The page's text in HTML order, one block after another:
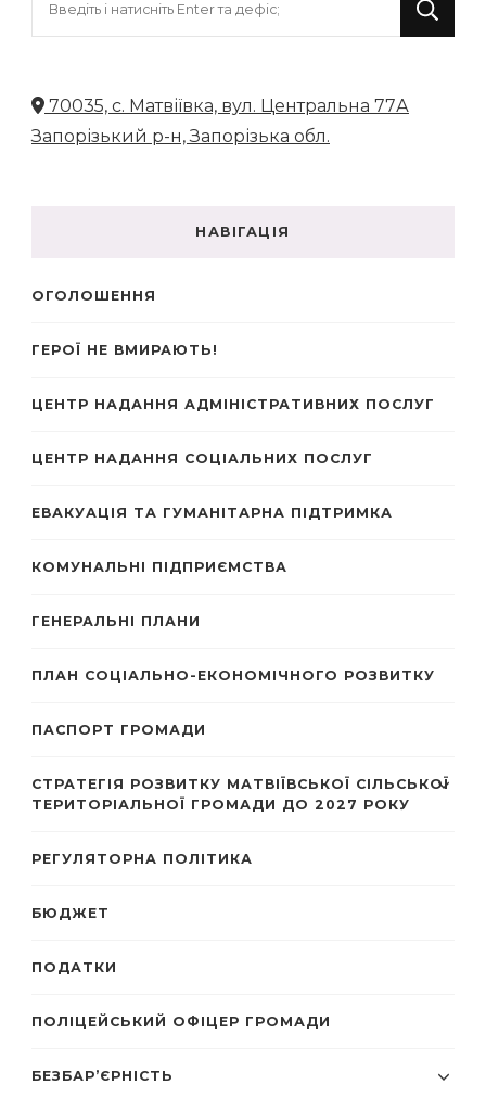
70035, с. Матвіївка, вул. Центральна 77А
Запорізький р-н, Запорізька обл.
НАВІГАЦІЯ
ОГОЛОШЕННЯ
ГЕРОЇ НЕ ВМИРАЮТЬ!
ЦЕНТР НАДАННЯ АДМІНІСТРАТИВНИХ ПОСЛУГ
ЦЕНТР НАДАННЯ СОЦІАЛЬНИХ ПОСЛУГ
ЕВАКУАЦІЯ ТА ГУМАНІТАРНА ПІДТРИМКА
КОМУНАЛЬНІ ПІДПРИЄМСТВА
ГЕНЕРАЛЬНІ ПЛАНИ
ПЛАН СОЦІАЛЬНО-ЕКОНОМІЧНОГО РОЗВИТКУ
ПАСПОРТ ГРОМАДИ
СТРАТЕГІЯ РОЗВИТКУ МАТВІЇВСЬКОЇ СІЛЬСЬКОЇ
ТЕРИТОРІАЛЬНОЇ ГРОМАДИ ДО 2027 РОКУ
РЕГУЛЯТОРНА ПОЛІТИКА
БЮДЖЕТ
ПОДАТКИ
ПОЛІЦЕЙСЬКИЙ ОФІЦЕР ГРОМАДИ
БЕЗБАР’ЄРНІСТЬ